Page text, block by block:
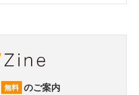
無料 のご案内